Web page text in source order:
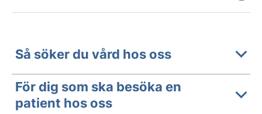
Så söker du vård hos oss
För dig som ska besöka en
patient hos oss